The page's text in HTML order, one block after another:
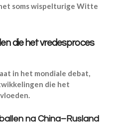
soms wispelturige Witte
die het vredesproces
in het mondiale debat,
die het
na China–Rusland